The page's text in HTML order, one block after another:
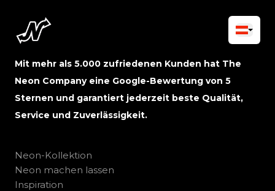
Mit mehr als 5.000 zufriedenen Kunden hat The
Neon Company eine Google-Bewertung von 5
Sternen und garantiert jederzeit beste Qualität,
Service und Zuverlässigkeit.
Neon-Kollektion
Neon machen lassen
Inspiration